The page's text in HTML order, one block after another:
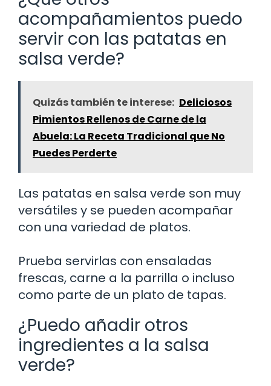
acompañamientos puedo
servir con las patatas en
salsa verde?
Quizás también te interese: Deliciosos
Pimientos Rellenos de Carne de la
Abuela: La Receta Tradicional que No
Puedes Perderte
Las patatas en salsa verde son muy
versátiles y se pueden acompañar
con una variedad de platos.
Prueba servirlas con ensaladas
frescas, carne a la parrilla o incluso
como parte de un plato de tapas.
¿Puedo añadir otros
ingredientes a la salsa
verde?